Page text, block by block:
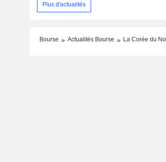
Plus d'actualités
Bourse Actualités Bourse La Corée du